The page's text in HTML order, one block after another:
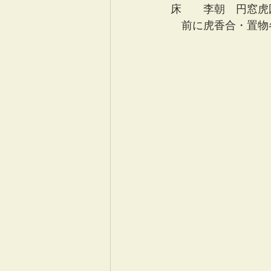
床　　李朝　円窓虎
前に